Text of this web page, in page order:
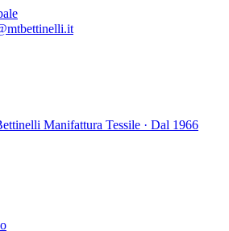
Manifattura Tessile · Dal 1966